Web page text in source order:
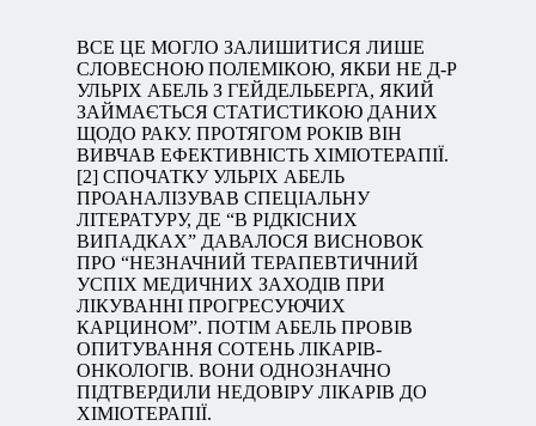
ВСЕ ЦЕ МОГЛО ЗАЛИШИТИСЯ ЛИШЕ
СЛОВЕСНОЮ ПОЛЕМІКОЮ, ЯКБИ НЕ Д-Р
УЛЬРІХ АБЕЛЬ З ГЕЙДЕЛЬБЕРГА, ЯКИЙ
ЗАЙМАЄТЬСЯ СТАТИСТИКОЮ ДАНИХ
ЩОДО РАКУ. ПРОТЯГОМ РОКІВ ВІН
ВИВЧАВ ЕФЕКТИВНІСТЬ ХІМІОТЕРАПІЇ.
[2] СПОЧАТКУ УЛЬРІХ АБЕЛЬ
ПРОАНАЛІЗУВАВ СПЕЦІАЛЬНУ
ЛІТЕРАТУРУ, ДЕ “В РІДКІСНИХ
ВИПАДКАХ” ДАВАЛОСЯ ВИСНОВОК
ПРО “НЕЗНАЧНИЙ ТЕРАПЕВТИЧНИЙ
УСПІХ МЕДИЧНИХ ЗАХОДІВ ПРИ
ЛІКУВАННІ ПРОГРЕСУЮЧИХ
КАРЦИНОМ”. ПОТІМ АБЕЛЬ ПРОВІВ
ОПИТУВАННЯ СОТЕНЬ ЛІКАРІВ-
ОНКОЛОГІВ. ВОНИ ОДНОЗНАЧНО
ПІДТВЕРДИЛИ НЕДОВІРУ ЛІКАРІВ ДО
ХІМІОТЕРАПІЇ.